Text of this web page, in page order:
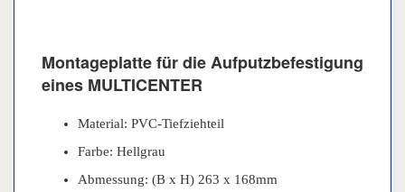
Montageplatte für die Aufputzbefestigung
eines MULTICENTER
Material: PVC-Tiefziehteil
Farbe: Hellgrau
Abmessung: (B x H) 263 x 168mm